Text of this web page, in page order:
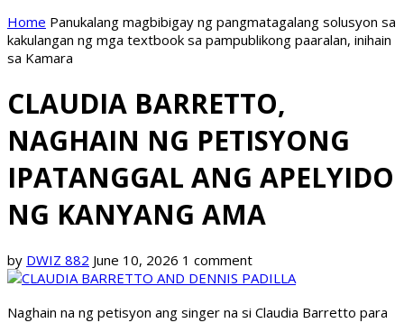
Home Panukalang magbibigay ng pangmatagalang solusyon sa
kakulangan ng mga textbook sa pampublikong paaralan, inihain
sa Kamara
CLAUDIA BARRETTO,
NAGHAIN NG PETISYONG
IPATANGGAL ANG APELYIDO
NG KANYANG AMA
by DWIZ 882 June 10, 2026 1 comment
Naghain na ng petisyon ang singer na si Claudia Barretto para